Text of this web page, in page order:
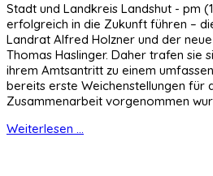
Stadt und Landkreis Landshut - pm
erfolgreich in die Zukunft führen –
Landrat Alfred Holzner und der
Thomas Haslinger. Daher trafen sie
ihrem Amtsantritt zu einem
bereits erste Weichenstellungen für
Zusammenarbeit vorgenommen
Weiterlesen ...